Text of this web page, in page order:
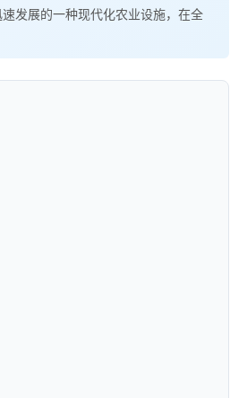
发展的一种现代化农业设施，在全